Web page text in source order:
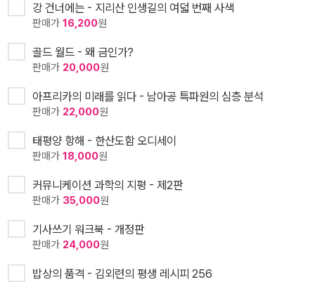
강 건너에는 - 지리산 인생길의 여덟 번째 사색
판매가 16,200원
골드 월드 - 왜 금인가?
판매가 20,000원
아프리카의 미래를 읽다 - 남아공 특파원의 심층 분석
판매가 22,000원
태평양 항해 - 한산도함 오디세이
판매가 18,000원
커뮤니케이션 과학의 지평 - 제2판
판매가 35,000원
기사쓰기 워크북 - 개정판
판매가 24,000원
밥상의 품격 - 김외련의 평생 레시피 256